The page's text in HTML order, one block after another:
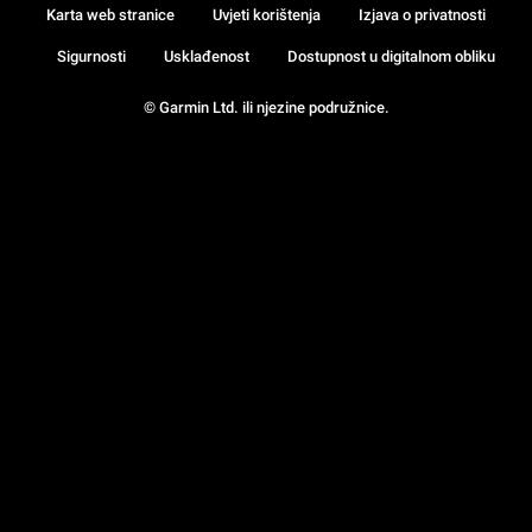
© Garmin Ltd. ili njezine podružnice.
Karta web stranice Uvjeti korištenja Izjava o privatnosti
Sigurnosti Usklađenost Dostupnost u digitalnom obliku